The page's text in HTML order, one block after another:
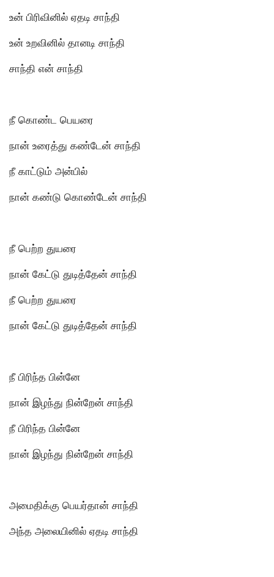
உன் பிரிவினில் ஏதடி சாந்தி
உன் உறவினில் தானடி சாந்தி
சாந்தி என் சாந்தி
நீ கொண்ட பெயரை
நான் உரைத்து கண்டேன் சாந்தி
நீ காட்டும் அன்பில்
நான் கண்டு கொண்டேன் சாந்தி
நீ பெற்ற துயரை
நான் கேட்டு துடித்தேன் சாந்தி
நீ பெற்ற துயரை
நான் கேட்டு துடித்தேன் சாந்தி
நீ பிரிந்த பின்னே
நான் இழந்து நின்றேன் சாந்தி
நீ பிரிந்த பின்னே
நான் இழந்து நின்றேன் சாந்தி
அமைதிக்கு பெயர்தான் சாந்தி
அந்த அலையினில் ஏதடி சாந்தி